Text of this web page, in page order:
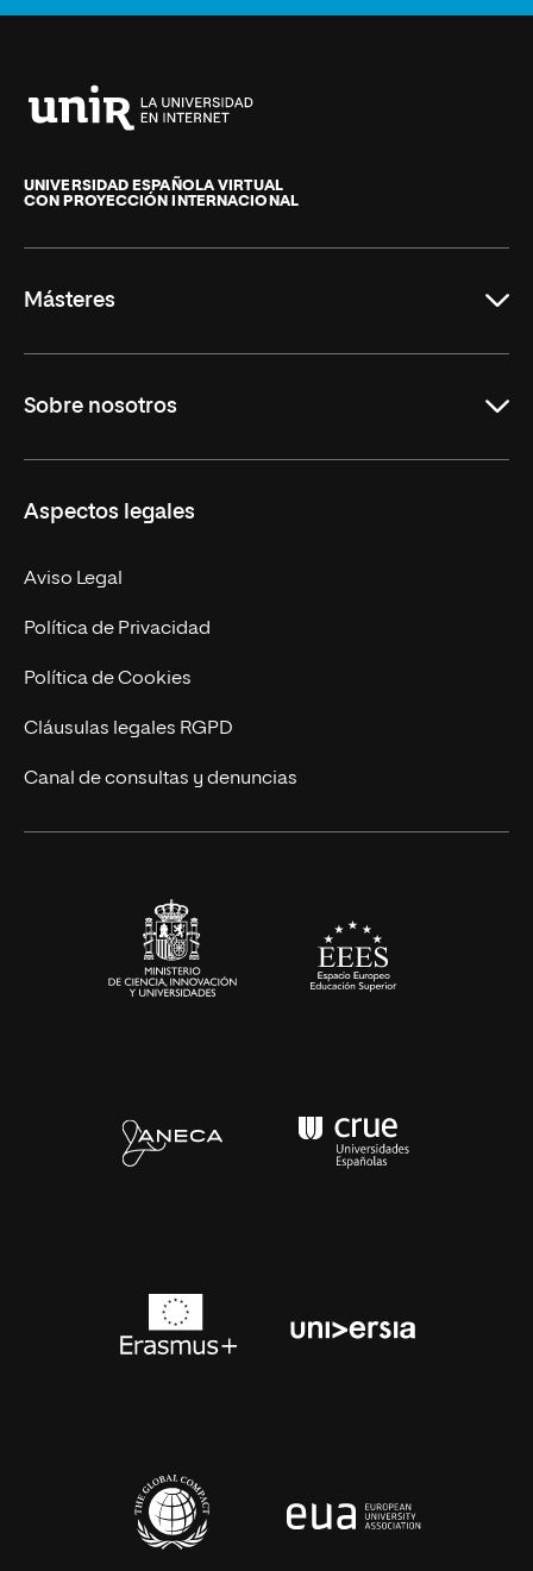
de
La
UNIVERSIDAD ESPAÑOLA VIRTUAL
CON PROYECCIÓN INTERNACIONAL
Másteres
Derecho
Empresa
MBA
Marketing y Comunicación
Ingeniería
Diseño
Ciencias de la Salud
Sobre nosotros
Nuestro Equipo
Contacto
Aspectos legales
Aviso Legal
Política de Privacidad
Política de Cookies
Cláusulas legales RGPD
Canal de consultas y denuncias